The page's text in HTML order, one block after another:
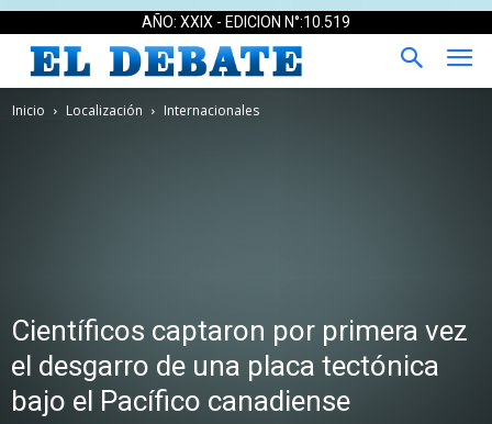
AÑO: XXIX - EDICION N°:10.519
Inicio Localización Internacionales
Científicos captaron por primera vez
el desgarro de una placa tectónica
bajo el Pacífico canadiense